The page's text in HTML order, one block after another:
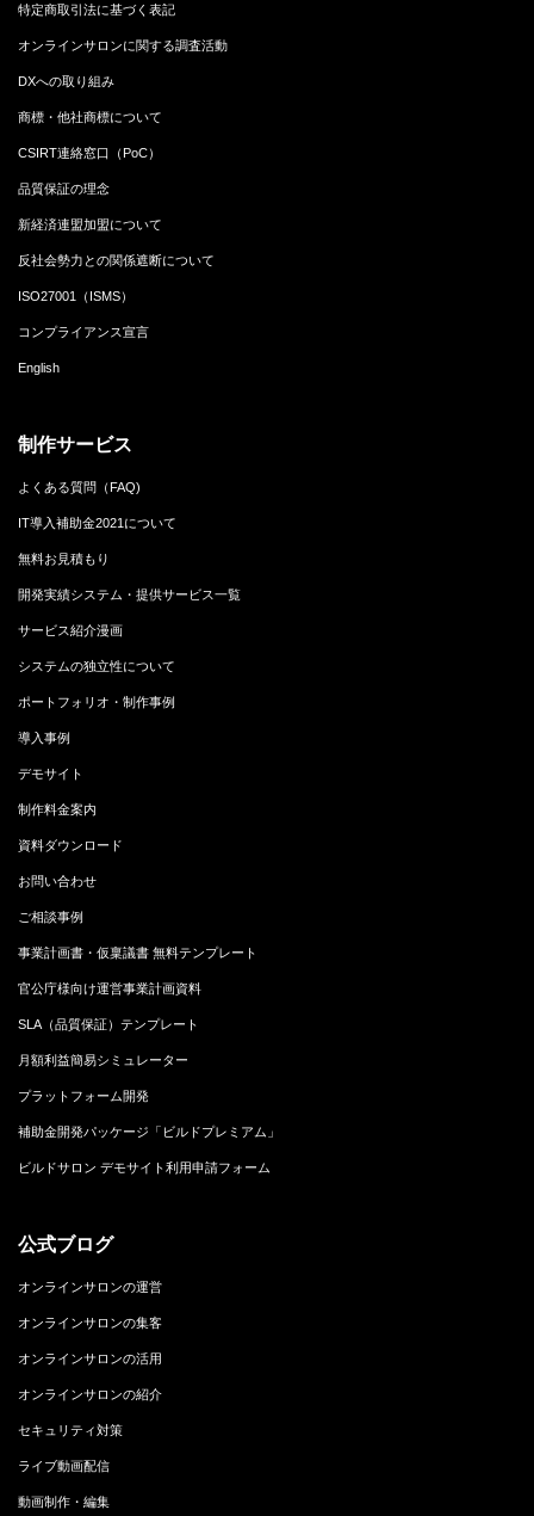
特定商取引法に基づく表記
オンラインサロンに関する調査活動
DXへの取り組み
商標・他社商標について
CSIRT連絡窓口（PoC）
品質保証の理念
新経済連盟加盟について
反社会勢力との関係遮断について
ISO27001（ISMS）
コンプライアンス宣言
English
制作サービス
よくある質問（FAQ)
IT導入補助金2021について
無料お見積もり
開発実績システム・提供サービス一覧
サービス紹介漫画
システムの独立性について
ポートフォリオ・制作事例
導入事例
デモサイト
制作料金案内
資料ダウンロード
お問い合わせ
ご相談事例
事業計画書・仮稟議書 無料テンプレート
官公庁様向け運営事業計画資料
SLA（品質保証）テンプレート
月額利益簡易シミュレーター
プラットフォーム開発
補助金開発パッケージ「ビルドプレミアム」
ビルドサロン デモサイト利用申請フォーム
公式ブログ
オンラインサロンの運営
オンラインサロンの集客
オンラインサロンの活用
オンラインサロンの紹介
セキュリティ対策
ライブ動画配信
動画制作・編集